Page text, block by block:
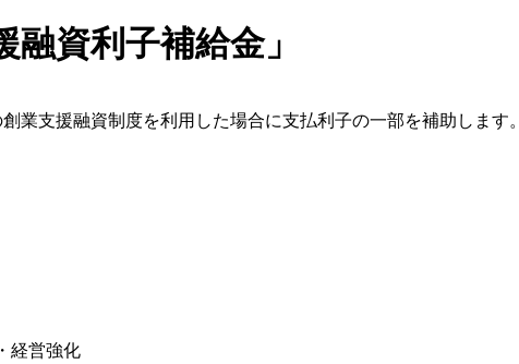
資利子補給金」
業支援融資制度を利用した場合に支払利子の一部を補助します。
経営強化